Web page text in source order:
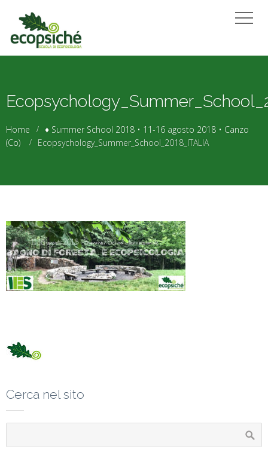
Home
♦ Summer School 2018 • 11-16 agosto 2018 • Canzo
(Co)
Ecopsychology_Summer_School_2018_ITALIA
Cerca nel sito